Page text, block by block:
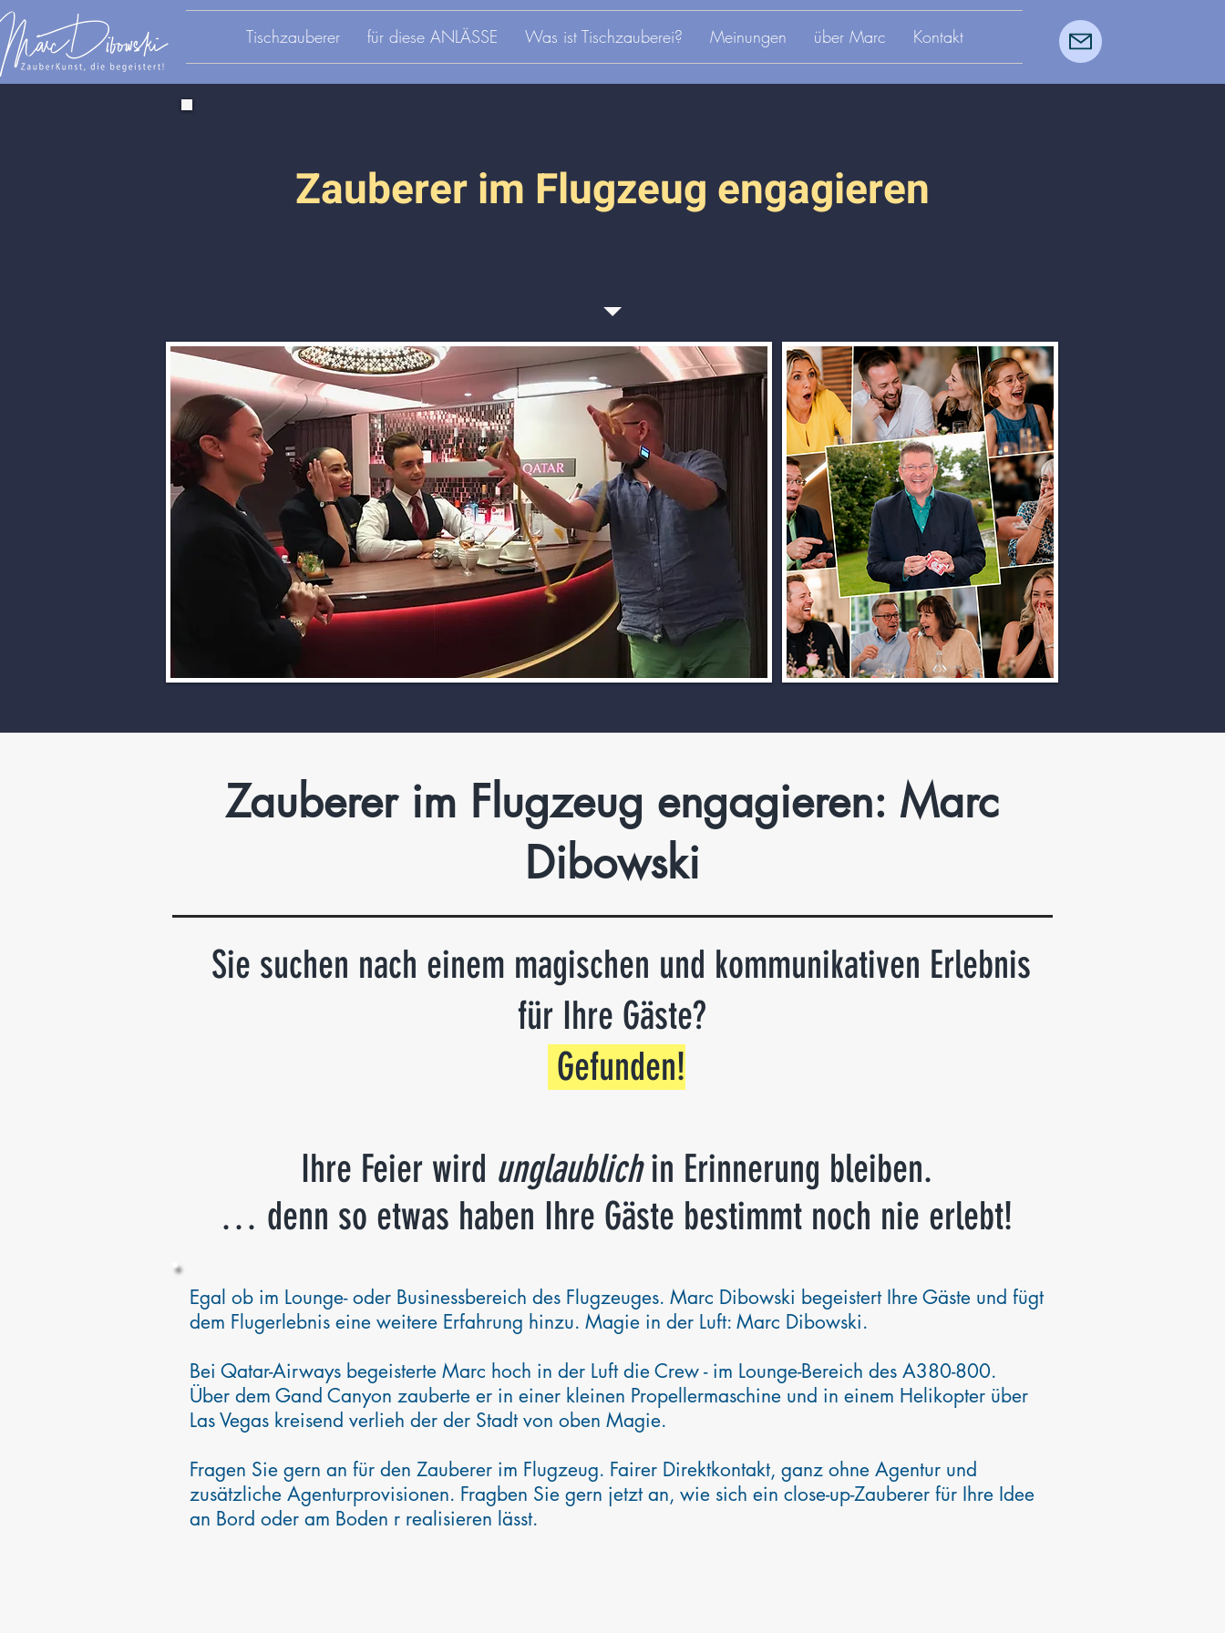
Tischzauberer für diese ANLÄSSE Was ist Tischzauberei? Meinungen über Marc Kontakt
Zauberer im Flugzeug engagieren
Zauberer im Flugzeug engagieren: Marc
Dibowski
Sie suchen nach einem magischen und kommunikativen Erlebnis
für Ihre Gäste?
Gefunden!
Ihre Feier wird unglaublichin Erinnerung bleiben.
… denn so etwas haben Ihre Gäste bestimmt noch nie erlebt!
Egal ob im Lounge- oder Businessbereich des Flugzeuges. Marc Dibowski begeistert Ihre Gäste und fügt
dem Flugerlebnis eine weitere Erfahrung hinzu. Magie in der Luft: Marc Dibowski.
Bei Qatar-Airways begeisterte Marc hoch in der Luft die Crew - im Lounge-Bereich des A380-800.
Über dem Gand Canyon zauberte er in einer kleinen Propellermaschine und in einem Helikopter über
Las Vegas kreisend verlieh der der Stadt von oben Magie.
Fragen Sie gern an für den Zauberer im Flugzeug. Fairer Direktkontakt, ganz ohne Agentur und
zusätzliche Agenturprovisionen. Fragben Sie gern jetzt an, wie sich ein close-up-Zauberer für Ihre Idee
an Bord oder am Boden r realisieren lässt.